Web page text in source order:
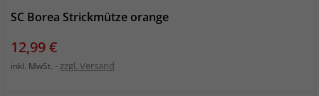
SC Borea Strickmütze orange
Preis
12,99 €
inkl. MwSt. zzgl. Versand